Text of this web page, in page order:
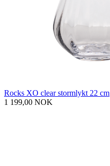
Rocks XO clear stormlykt 22 cm
1 199,00 NOK